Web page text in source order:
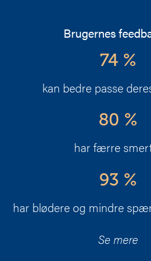
Brugernes
74 %
kan bedre passe
80 %
har færre
93 %
har blødere og mindre
Se mere